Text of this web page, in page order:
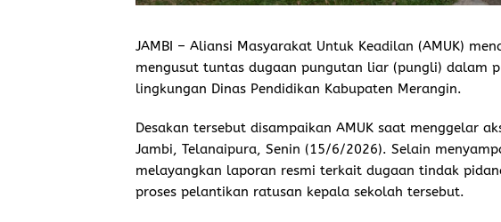
JAMBI – Aliansi Masyarakat Untuk Keadilan (AMUK)
mengusut tuntas dugaan pungutan liar (pungli) dalam
lingkungan Dinas Pendidikan Kabupaten Merangin.
Desakan tersebut disampaikan AMUK saat menggelar
Jambi, Telanaipura, Senin (15/6/2026). Selain
melayangkan laporan resmi terkait dugaan tindak
proses pelantikan ratusan kepala sekolah tersebut.